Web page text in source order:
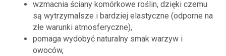
wzmacnia ściany komórkowe roślin, dzięki czemu
są wytrzymalsze i bardziej elastyczne (odporne na
złe warunki atmosferyczne),
pomaga wydobyć naturalny smak warzyw i
owoców,